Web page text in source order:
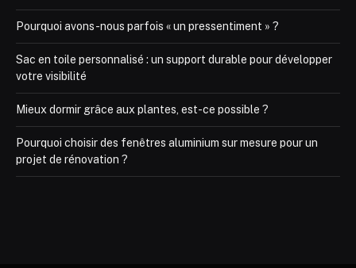
Pourquoi avons-nous parfois « un pressentiment » ?
Sac en toile personnalisé : un support durable pour développer
votre visibilité
Mieux dormir grâce aux plantes, est-ce possible ?
Pourquoi choisir des fenêtres aluminium sur mesure pour un
projet de rénovation ?